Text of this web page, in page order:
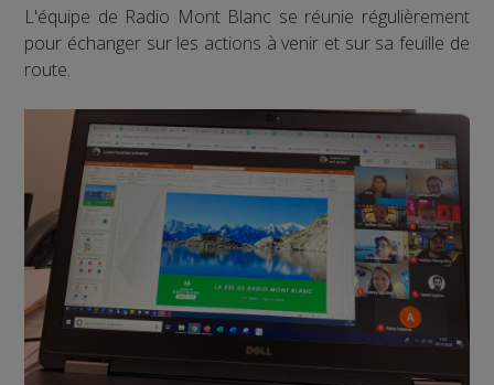
L'équipe de Radio Mont Blanc se réunie régulièrement
pour échanger sur les actions à venir et sur sa feuille de
route.